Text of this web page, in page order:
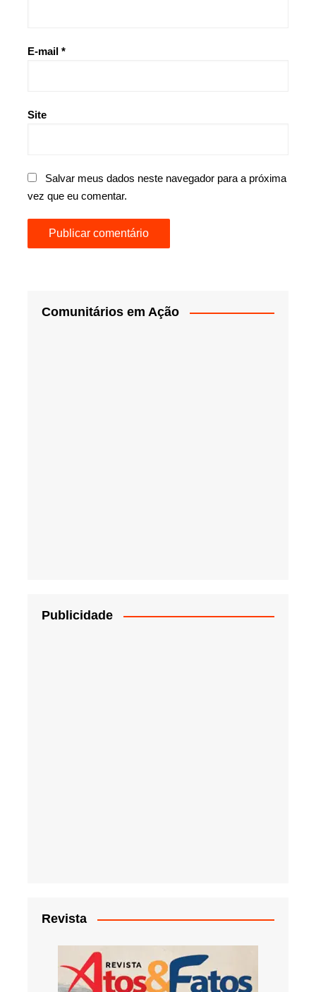
E-mail *
Site
Salvar meus dados neste navegador para a próxima
vez que eu comentar.
Comunitários em Ação
Publicidade
Revista